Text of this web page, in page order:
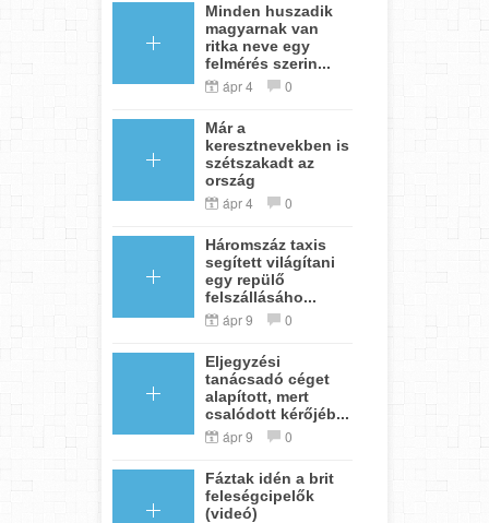
Minden huszadik
magyarnak van
ritka neve egy
felmérés szerin...
ápr 4 0
Már a
keresztnevekben is
szétszakadt az
ország
ápr 4 0
Háromszáz taxis
segített világítani
egy repülő
felszállásáho...
ápr 9 0
Eljegyzési
tanácsadó céget
alapított, mert
csalódott kérőjéb...
ápr 9 0
Fáztak idén a brit
feleségcipelők
(videó)